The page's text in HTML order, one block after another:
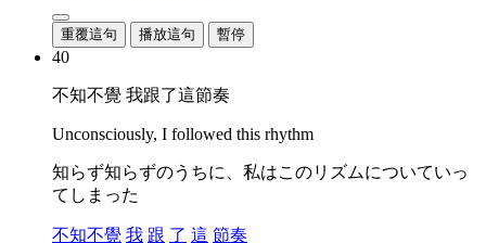
重覆這句 播放這句 暫停
40
不知不覺 我跟了這節奏
Unconsciously, I followed this rhythm
知らず知らずのうちに、私はこのリズムについていっ
てしまった
不知不覺 我 跟 了 這 節奏